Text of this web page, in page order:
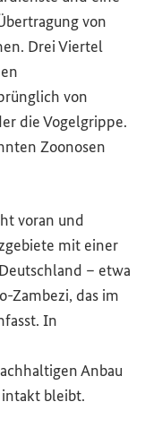
von
Drei Viertel
von
die Vogelgrippe.
Zoonosen
voran und
mit einer
– etwa
Zambezi, das im
In
Anbau
bleibt.